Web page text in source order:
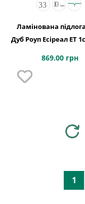
Ламінована
Дуб Роуп Есіреал ET
869.00 грн
1